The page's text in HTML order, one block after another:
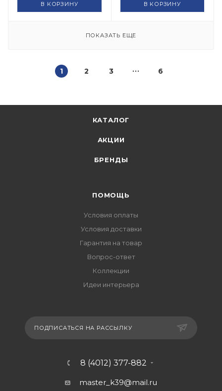
В КОРЗИНУ В КОРЗИНУ
ПОКАЗАТЬ ЕЩЕ
1 2 3 6
КАТАЛОГ
АКЦИИ
БРЕНДЫ
ПОМОЩЬ
Условия оплаты
Условия доставки
Гарантия на товар
Вопрос-ответ
Коллекции
Идеи интерьера
ПОДПИСАТЬСЯ НА РАССЫЛКУ
8 (4012) 377-882
master_k39@mail.ru